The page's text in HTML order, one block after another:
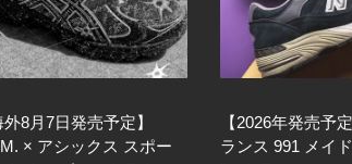
外8月7日発売予定】
× アシックス スポー
【2026年発売予
ランス 991 メイ